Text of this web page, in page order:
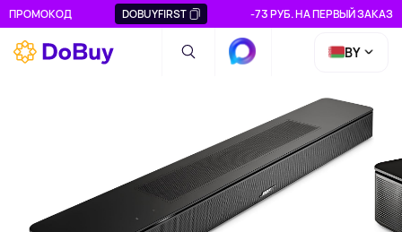
ПРОМОКОД DOBUYFIRST -73 РУБ. НА ПЕРВЫЙ ЗАКАЗ
BY